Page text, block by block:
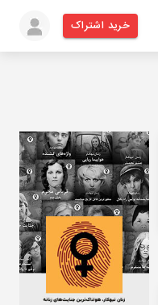
خرید اشتراک